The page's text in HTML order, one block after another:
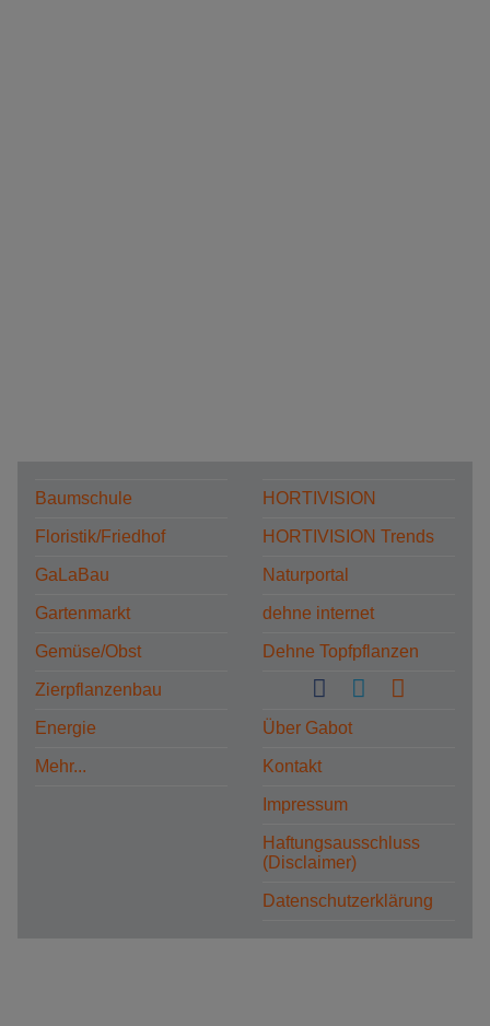
Baumschule
Floristik/Friedhof
GaLaBau
Gartenmarkt
Gemüse/Obst
Zierpflanzenbau
Energie
Mehr...
HORTIVISION
HORTIVISION Trends
Naturportal
dehne internet
Dehne Topfpflanzen
Über Gabot
Kontakt
Impressum
Haftungsausschluss
(Disclaimer)
Datenschutzerklärung